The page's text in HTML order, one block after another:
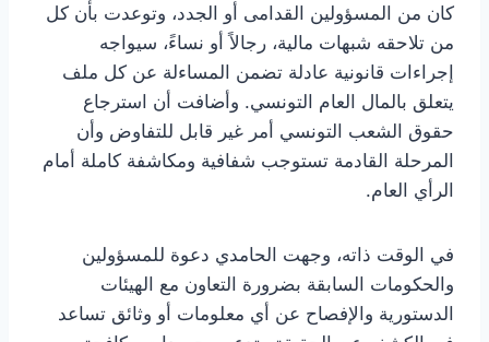
كان من المسؤولين القدامى أو الجدد، وتوعدت بأن كل
من تلاحقه شبهات مالية، رجالاً أو نساءً، سيواجه
إجراءات قانونية عادلة تضمن المساءلة عن كل ملف
يتعلق بالمال العام التونسي. وأضافت أن استرجاع
حقوق الشعب التونسي أمر غير قابل للتفاوض وأن
المرحلة القادمة تستوجب شفافية ومكاشفة كاملة أمام
الرأي العام.
في الوقت ذاته، وجهت الحامدي دعوة للمسؤولين
والحكومات السابقة بضرورة التعاون مع الهيئات
الدستورية والإفصاح عن أي معلومات أو وثائق تساعد